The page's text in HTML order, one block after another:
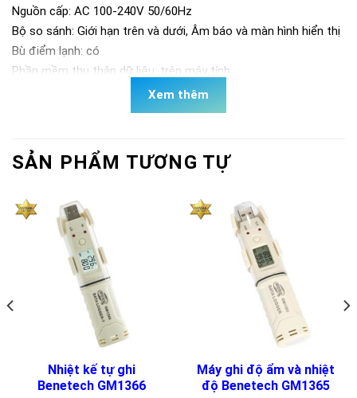
Nguồn cấp: AC 100-240V 50/60Hz
Bộ so sánh: Giới hạn trên và dưới, Âm báo và màn hình hiển thị
Bù điểm lạnh: có
Phần mềm thu thập dữ liệu: trên máy tính
– Loại T: -150 đến 400 (℃)
– Loại J: -100 đến 1200 (℃)
– Loại N: -100 đến 1300 (℃)
– Loại S: 0 đến 1750 (℃)
– Loại R: 0 đến 1750 (℃)
– Loại B: 600 đến 1800 (℃)
Độ chính xác:
– Loại T: ±0.8 (℃)
– Loại K: ±0.8 (℃)
– Loại J: ±0.7 (℃)
– Loại N: ±0.9 (℃)
– Loại E: ±0.7 (℃)
– Loại S: ±2.2 (℃)
Xem thêm
SẢN PHẨM TƯƠNG TỰ
Nhiệt kế tự ghi
Benetech GM1366
Máy ghi độ ẩm và nhiệt
độ Benetech GM1365